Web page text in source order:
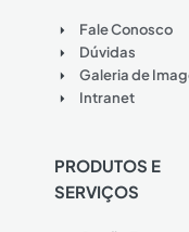
Fale Conosco
Dúvidas
Galeria de
Intranet
PRODUTOS E
SERVIÇOS